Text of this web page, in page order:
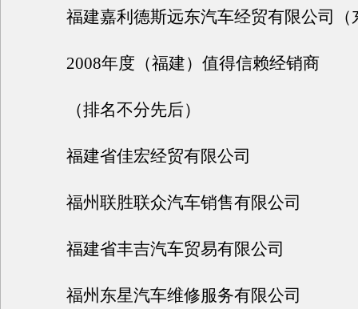
福建嘉利德斯远东汽车经贸有限公司（
2008年度（福建）值得信赖经销商
（排名不分先后）
福建省佳宏经贸有限公司
福州联胜联众汽车销售有限公司
福建省丰吉汽车贸易有限公司
福州东星汽车维修服务有限公司